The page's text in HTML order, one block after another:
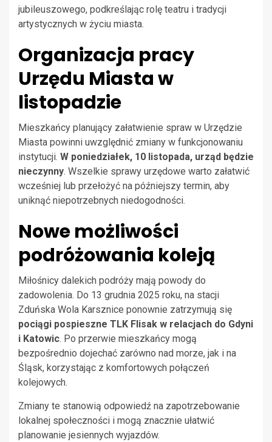
jubileuszowego, podkreślając rolę teatru i tradycji
artystycznych w życiu miasta.
Organizacja pracy
Urzędu Miasta w
listopadzie
Mieszkańcy planujący załatwienie spraw w Urzędzie
Miasta powinni uwzględnić zmiany w funkcjonowaniu
instytucji. W poniedziałek, 10 listopada, urząd będzie
nieczynny. Wszelkie sprawy urzędowe warto załatwić
wcześniej lub przełożyć na późniejszy termin, aby
uniknąć niepotrzebnych niedogodności.
Nowe możliwości
podróżowania koleją
Miłośnicy dalekich podróży mają powody do
zadowolenia. Do 13 grudnia 2025 roku, na stacji
Zduńska Wola Karsznice ponownie zatrzymują się
pociągi pospieszne TLK Flisak w relacjach do Gdyni
i Katowic. Po przerwie mieszkańcy mogą
bezpośrednio dojechać zarówno nad morze, jak i na
Śląsk, korzystając z komfortowych połączeń
kolejowych.
Zmiany te stanowią odpowiedź na zapotrzebowanie
lokalnej społeczności i mogą znacznie ułatwić
planowanie jesiennych wyjazdów.